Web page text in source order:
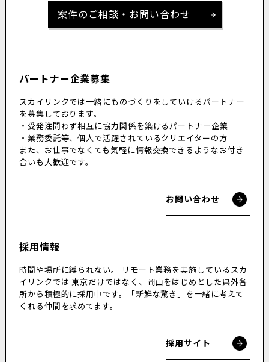
案件のご相談・お問い合わせ
パートナー企業募集
スカイリンクでは一緒にものづくりをしていけるパートナー
を募集しております。
・受発注問わず相互に協力関係を築けるパートナー企業
・業務委託等、個人で活躍されているクリエイターの方
また、お仕事でなくても気軽に情報交換できるようなお付き
合いも大歓迎です。
お問い合わせ
採用情報
時間や場所に縛られない。
リモート業務を実施しているスカ
イリンクでは 東京だけではなく、岡山をはじめとした県外各
所から積極的に採用中です。
「新鮮な驚き」を一緒に考えて
くれる仲間を求めてます。
採用サイト